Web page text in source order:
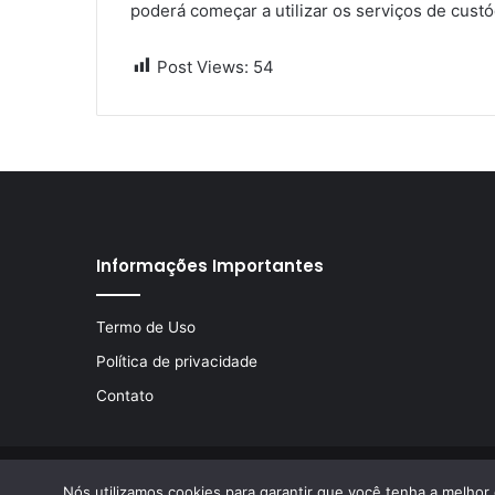
poderá começar a utilizar os serviços de
Post Views: 54
Informações Importantes
Termo de Uso
Política de privacidade
Contato
© Copyright 2026, Todos os direitos reservados |